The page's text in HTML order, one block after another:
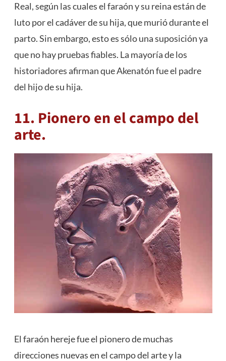
Real, según las cuales el faraón y su reina están de
luto por el cadáver de su hija, que murió durante el
parto. Sin embargo, esto es sólo una suposición ya
que no hay pruebas fiables. La mayoría de los
historiadores afirman que Akenatón fue el padre
del hijo de su hija.
11. Pionero en el campo del
arte.
El faraón hereje fue el pionero de muchas
direcciones nuevas en el campo del arte y la